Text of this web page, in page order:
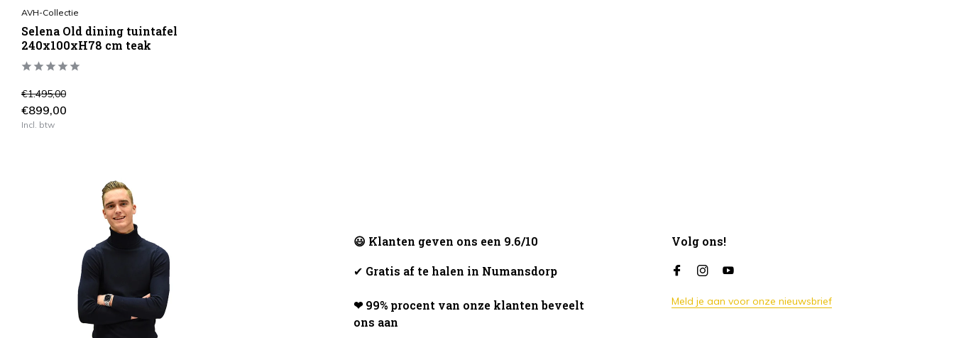
AVH-Collectie
Selena Old dining tuintafel
240x100xH78 cm teak
€1.495,00
€899,00
Incl. btw
😃 Klanten geven ons een 9.6/10
✔ Gratis af te halen in Numansdorp
❤ 99% procent van onze klanten beveelt
ons aan
Volg ons!
Meld je aan voor onze nieuwsbrief